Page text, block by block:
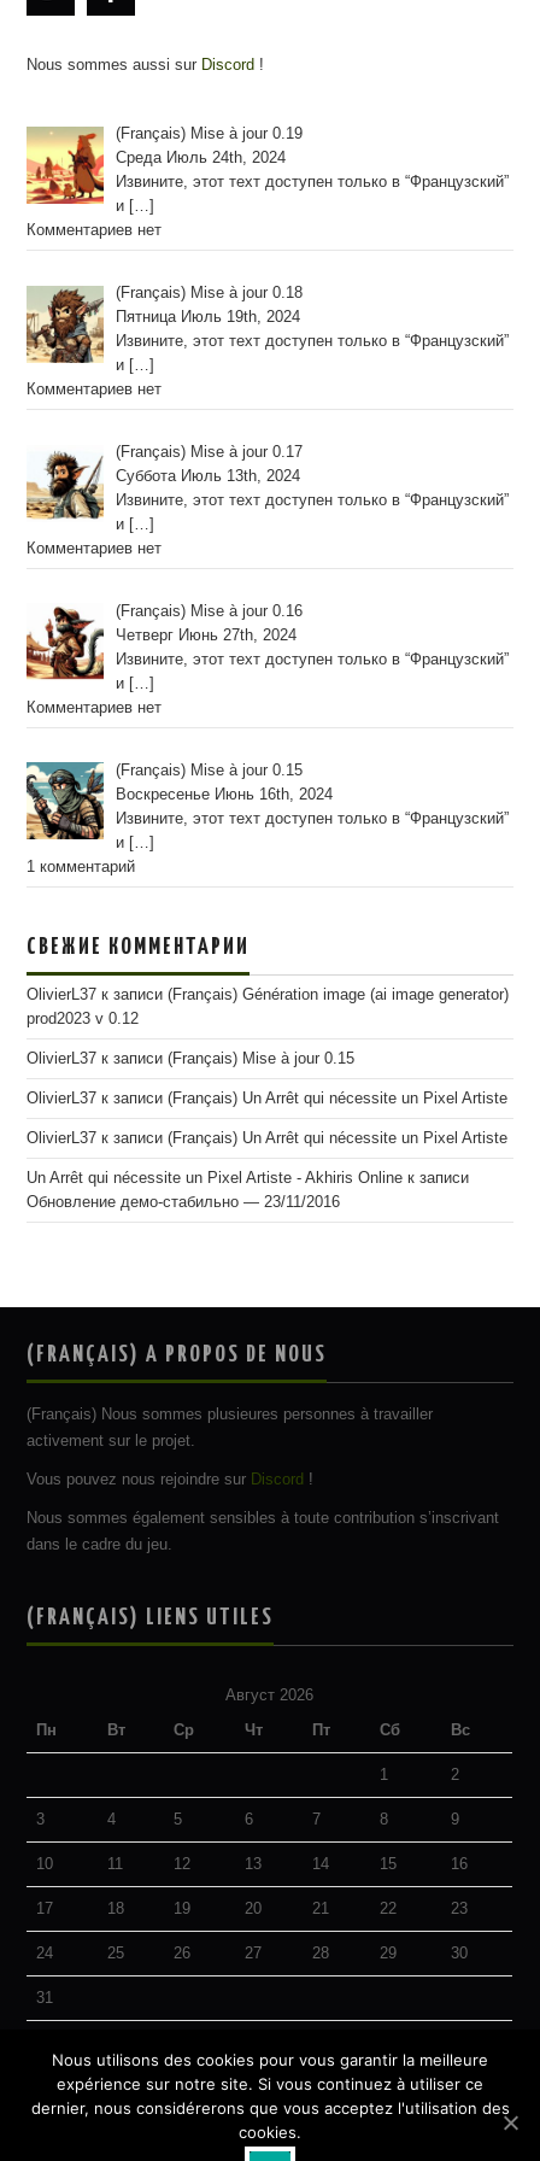
Nous sommes aussi sur Discord !
(Français) Mise à jour 0.19
Среда Июль 24th, 2024
Извините, этот техт доступен только в “Французский”
и
[…]
Комментариев нет
(Français) Mise à jour 0.18
Пятница Июль 19th, 2024
Извините, этот техт доступен только в “Французский”
и […]
Комментариев нет
(Français) Mise à jour 0.17
Суббота Июль 13th, 2024
Извините, этот техт доступен только в “Французский”
и […]
Комментариев нет
(Français) Mise à jour 0.16
Четверг Июнь 27th, 2024
Извините, этот техт доступен только в “Французский”
и […]
Комментариев нет
(Français) Mise à jour 0.15
Воскресенье Июнь 16th, 2024
Извините, этот техт доступен только в “Французский”
и […]
1 комментарий
СВЕЖИЕ КОММЕНТАРИИ
OlivierL37 к записи(Français) Génération image (ai image generator)
prod2023 v 0.12
OlivierL37 к записи(Français) Mise à jour 0.15
OlivierL37 к записи(Français) Un Arrêt qui nécessite un Pixel Artiste
OlivierL37 к записи(Français) Un Arrêt qui nécessite un Pixel Artiste
Un Arrêt qui nécessite un Pixel Artiste - Akhiris Online к записи
Обновление демо-стабильно — 23/11/2016
(FRANÇAIS) A PROPOS DE NOUS
(Français) Nous sommes plusieures personnes à travailler
activement sur le projet.
Vous pouvez nous rejoindre sur Discord !
Nous sommes également sensibles à toute contribution s’inscrivant
dans le cadre du jeu.
(FRANÇAIS) LIENS UTILES
Август 2026
Пн Вт Ср Чт Пт Сб Вс
1 2
3 4 5 6 7 8 9
10 11 12 13 14 15 16
17 18 19 20 21 22 23
24 25 26 27 28 29 30
31
© 2026 Akhiris Online. All rights reserved.
Nous utilisons des cookies pour vous garantir la meilleure
expérience sur notre site. Si vous continuez à utiliser ce
dernier, nous considérerons que vous acceptez l'utilisation des
cookies.